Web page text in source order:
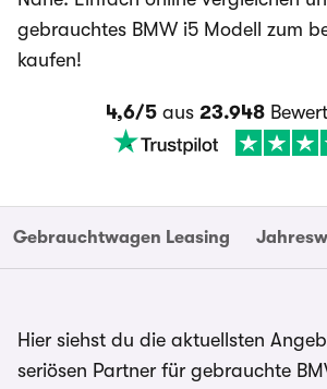
gebrauchtes BMW i5 Modell zum
kaufen!
4,6/5 aus 23.948
Gebrauchtwagen Leasing
Hier siehst du die aktuellsten
seriösen Partner für gebrauchte